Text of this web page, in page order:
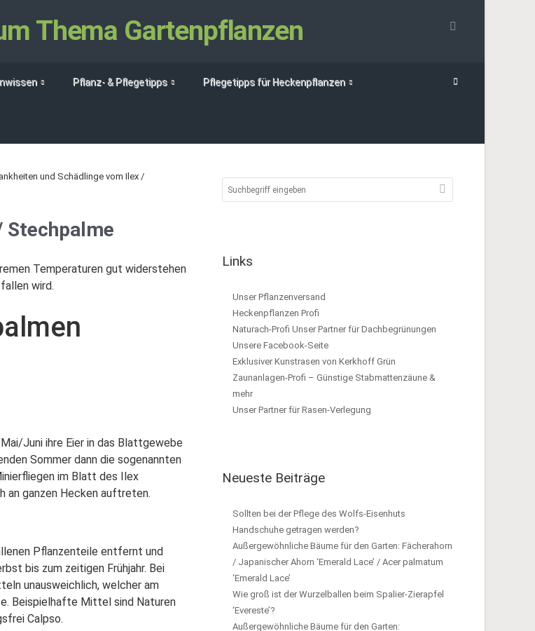
Thema Gartenpflanzen
Pflanz- & Pflegetipps Pflegetipps für Heckenpflanzen
und Schädlinge vom Ilex /
Stechpalme
Temperaturen gut widerstehen
wird.
Juni ihre Eier in das Blattgewebe
Sommer dann die sogenannten
im Blatt des Ilex
an ganzen Hecken auftreten.
Pflanzenteile entfernt und
bis zum zeitigen Frühjahr. Bei
unausweichlich, welcher am
Beispielhafte Mittel sind Naturen
Calpso.
Links
Unser Pflanzenversand
Heckenpflanzen Profi
Naturach-Profi Unser Partner für Dachbegrünungen
Unsere Facebook-Seite
Exklusiver Kunstrasen von Kerkhoff Grün
Zaunanlagen-Profi – Günstige Stabmattenzäune &
mehr
Unser Partner für Rasen-Verlegung
Neueste Beiträge
Sollten bei der Pflege des Wolfs-Eisenhuts
Handschuhe getragen werden?
Außergewöhnliche Bäume für den Garten: Fächerahorn
/ Japanischer Ahorn ‘Emerald Lace’ / Acer palmatum
‘Emerald Lace’
Wie groß ist der Wurzelballen beim Spalier-Zierapfel
‘Evereste’?
Außergewöhnliche Bäume für den Garten: